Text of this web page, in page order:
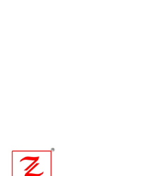
NAZWA
PRODUCENTA:
ZWAP